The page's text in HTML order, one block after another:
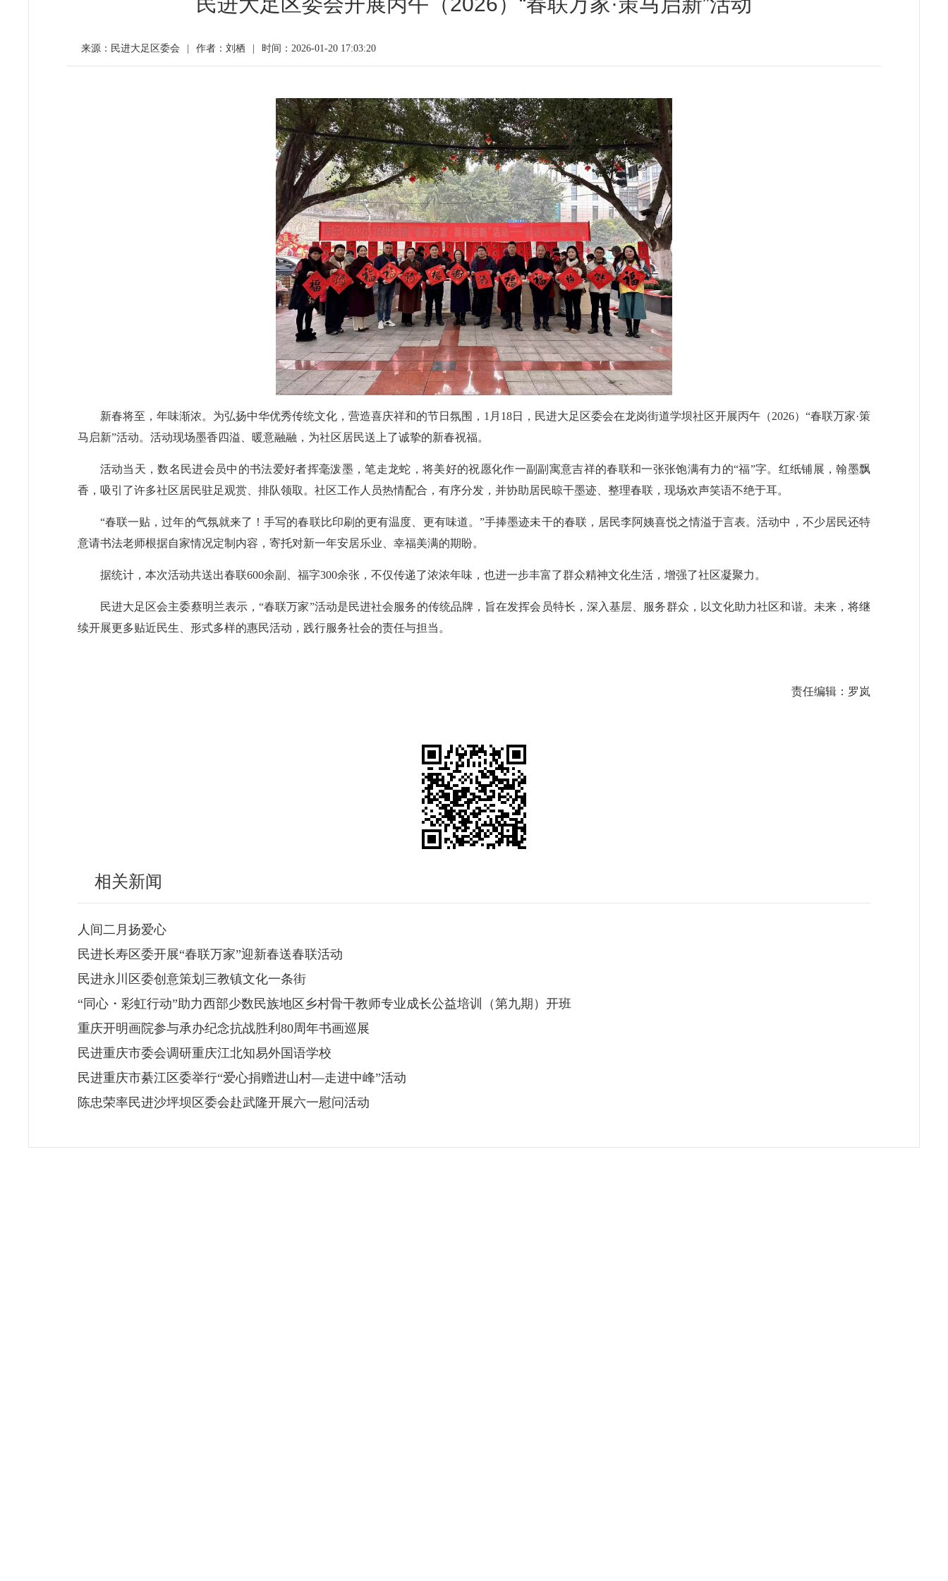
来源：民进大足区委会 作者：刘栖 时间：2026-01-20 17:03:20
新春将至，年味渐浓。为弘扬中华优秀传统文化，营造喜庆祥和的节日氛围，1月18日，民进大足区委会在龙岗街道学坝社区开展丙午（2026）“春联万家·策
马启新”活动。活动现场墨香四溢、暖意融融，为社区居民送上了诚挚的新春祝福。
活动当天，数名民进会员中的书法爱好者挥毫泼墨，笔走龙蛇，将美好的祝愿化作一副副寓意吉祥的春联和一张张饱满有力的“福”字。红纸铺展，翰墨飘
香，吸引了许多社区居民驻足观赏、排队领取。社区工作人员热情配合，有序分发，并协助居民晾干墨迹、整理春联，现场欢声笑语不绝于耳。
“春联一贴，过年的气氛就来了！手写的春联比印刷的更有温度、更有味道。”手捧墨迹未干的春联，居民李阿姨喜悦之情溢于言表。活动中，不少居民还特
意请书法老师根据自家情况定制内容，寄托对新一年安居乐业、幸福美满的期盼。
据统计，本次活动共送出春联600余副、福字300余张，不仅传递了浓浓年味，也进一步丰富了群众精神文化生活，增强了社区凝聚力。
民进大足区会主委蔡明兰表示，“春联万家”活动是民进社会服务的传统品牌，旨在发挥会员特长，深入基层、服务群众，以文化助力社区和谐。未来，将继
续开展更多贴近民生、形式多样的惠民活动，践行服务社会的责任与担当。
责任编辑：罗岚
相关新闻
人间二月扬爱心
民进长寿区委开展“春联万家”迎新春送春联活动
民进永川区委创意策划三教镇文化一条街
“同心・彩虹行动”助力西部少数民族地区乡村骨干教师专业成长公益培训（第九期）开班
重庆开明画院参与承办纪念抗战胜利80周年书画巡展
民进重庆市委会调研重庆江北知易外国语学校
民进重庆市綦江区委举行“爱心捐赠进山村—走进中峰”活动
陈忠荣率民进沙坪坝区委会赴武隆开展六一慰问活动